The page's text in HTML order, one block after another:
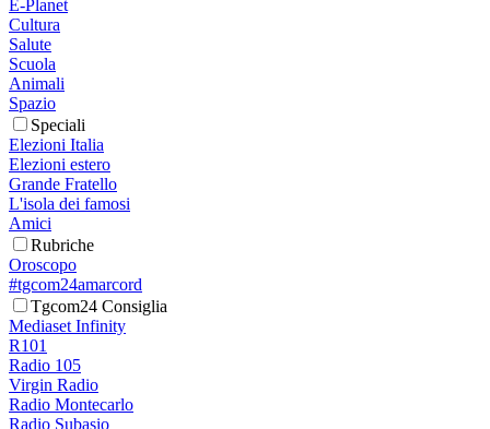
E-Planet
Cultura
Salute
Scuola
Animali
Spazio
Speciali
Elezioni Italia
Elezioni estero
Grande Fratello
L'isola dei famosi
Amici
Rubriche
Oroscopo
#tgcom24amarcord
Tgcom24 Consiglia
Mediaset Infinity
R101
Radio 105
Virgin Radio
Radio Montecarlo
Radio Subasio